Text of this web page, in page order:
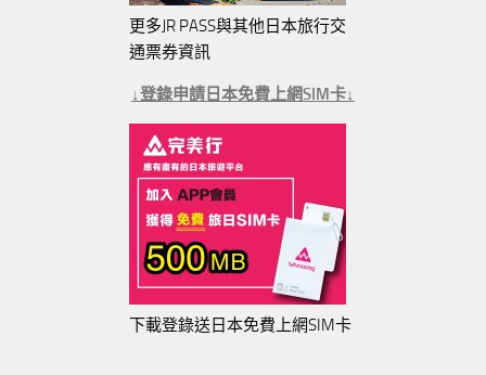
更多JR PASS與其他日本旅行交
通票券資訊
↓登錄申請日本免費上網SIM卡↓
下載登錄送日本免費上網SIM卡